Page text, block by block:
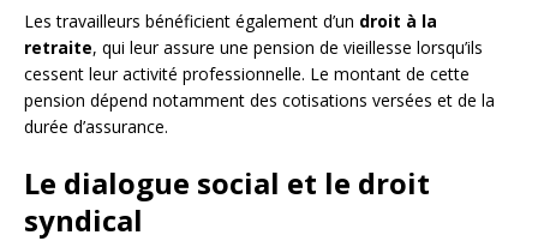
Les travailleurs bénéficient également d’un droit à la
retraite, qui leur assure une pension de vieillesse lorsqu’ils
cessent leur activité professionnelle. Le montant de cette
pension dépend notamment des cotisations versées et de la
durée d’assurance.
Le dialogue social et le droit
syndical